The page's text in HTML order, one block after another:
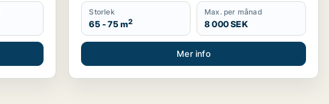
Storlek
65 - 75 m2
Max. per månad
8 000 SEK
Mer info